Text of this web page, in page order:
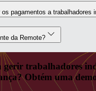
pagamentos a trabalhadores
da Remote?
trabalhadores
Obtém uma